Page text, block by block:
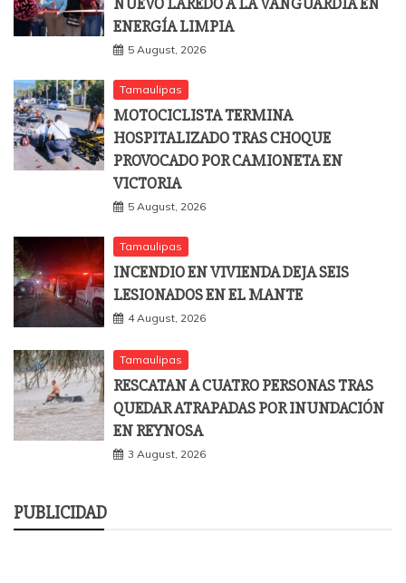
ENERGÍA LIMPIA
5 August, 2026
Tamaulipas
MOTOCICLISTA TERMINA
HOSPITALIZADO TRAS CHOQUE
PROVOCADO POR CAMIONETA EN
VICTORIA
5 August, 2026
Tamaulipas
INCENDIO EN VIVIENDA DEJA SEIS
LESIONADOS EN EL MANTE
4 August, 2026
Tamaulipas
RESCATAN A CUATRO PERSONAS TRAS
QUEDAR ATRAPADAS POR INUNDACIÓN
EN REYNOSA
3 August, 2026
PUBLICIDAD